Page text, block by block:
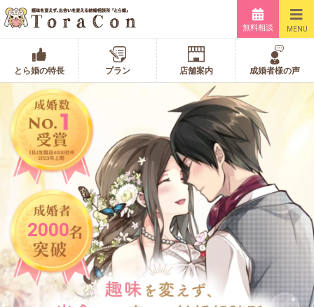
無料相談 MENU
とら婚の特長 プラン 店舗案内 成婚者様の声
2000